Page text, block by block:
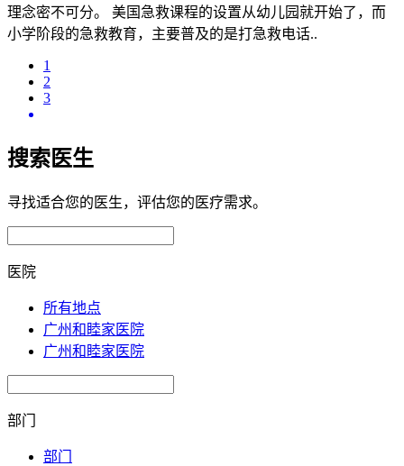
理念密不可分。 美国急救课程的设置从幼儿园就开始了，而
小学阶段的急救教育，主要普及的是打急救电话..
1
2
3
搜索医生
寻找适合您的医生，评估您的医疗需求。
医院
所有地点
广州和睦家医院
广州和睦家医院
部门
部门